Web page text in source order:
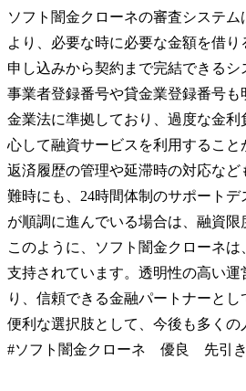
ソフト闇金クローネの審査システ
より、必要な時に必要な金額を借
申し込みから契約まで完結できる
事業者登録番号や貸金業登録番号
金業法に準拠しており、過度な金
心して融資サービスを利用すること
返済履歴の管理や延滞時の対応な
難時にも、24時間体制のサポート
が順調に進んでいる場合は、融資
このように、ソフト闇金クローネ
支持されています。透明性の高い
り、信頼できる金融パートナーと
便利な選択肢として、今後も多くの
#ソフト闇金クローネ 優良 先引き